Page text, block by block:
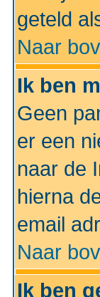
geteld
Naar
Ik ben
Geen
er een
naar de
hierna
email
Naar
Ik ben